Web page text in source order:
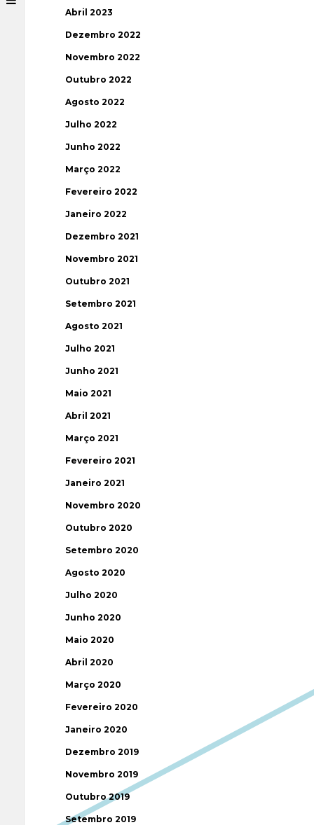
Abril 2023
Dezembro 2022
Novembro 2022
Outubro 2022
Agosto 2022
Julho 2022
Junho 2022
Março 2022
Fevereiro 2022
Janeiro 2022
Dezembro 2021
Novembro 2021
Outubro 2021
Setembro 2021
Agosto 2021
Julho 2021
Junho 2021
Maio 2021
Abril 2021
Março 2021
Fevereiro 2021
Janeiro 2021
Novembro 2020
Outubro 2020
Setembro 2020
Agosto 2020
Julho 2020
Junho 2020
Maio 2020
Abril 2020
Março 2020
Fevereiro 2020
Janeiro 2020
Dezembro 2019
Novembro 2019
Outubro 2019
Setembro 2019